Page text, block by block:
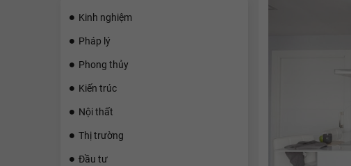
Kinh nghiệm
Pháp lý
Phong thủy
Kiến trúc
Nội thất
Thị trường
Đầu tư